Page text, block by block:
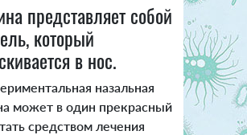
представляет собой
который
в нос.
назальная
может в один прекрасный
средством лечения